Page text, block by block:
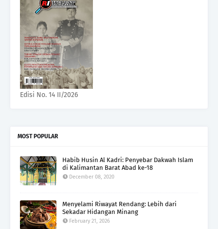
Edisi No. 14 II/2026
MOST POPULAR
Habib Husin Al Kadri: Penyebar Dakwah Islam
di Kalimantan Barat Abad ke-18
December 08, 2020
Menyelami Riwayat Rendang: Lebih dari
Sekadar Hidangan Minang
February 21, 2026